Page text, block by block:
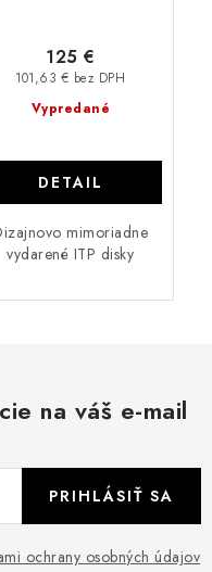
Vypredané
101,63 € bez DPH
125 €
DETAIL
mimoriadne
vydarené ITP disky
na váš e-mail
ochrany osobných údajov
PRIHLÁSIŤ SA